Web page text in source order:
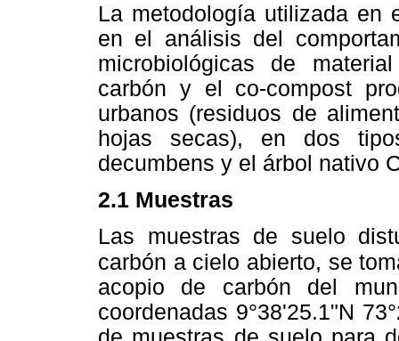
La metodología utilizada en
en el análisis del
microbiológicas de
carbón y el co-compost
urbanos (residuos de
hojas secas), en dos
decumbens y el árbol nativo
2.1 Muestras
Las muestras de suelo
carbón a cielo abierto, se
acopio de carbón del
coordenadas 9°38'25.1"N